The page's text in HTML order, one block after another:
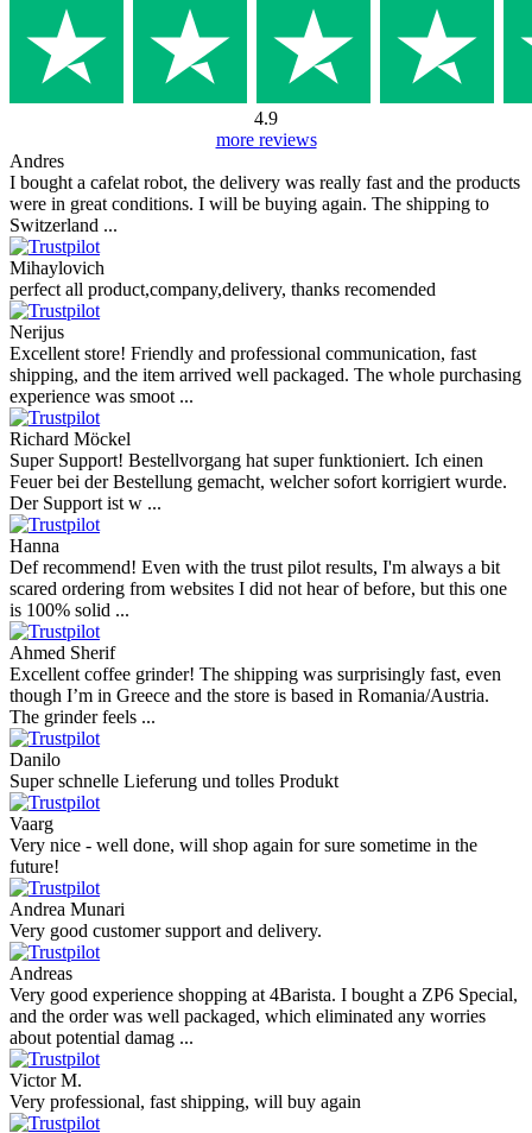
4.9
more reviews
Andres
I bought a cafelat robot, the delivery was really fast and the products
were in great conditions. I will be buying again. The shipping to
Switzerland ...
Mihaylovich
perfect all product,company,delivery, thanks recomended
Nerijus
Excellent store! Friendly and professional communication, fast
shipping, and the item arrived well packaged. The whole purchasing
experience was smoot ...
Richard Möckel
Super Support! Bestellvorgang hat super funktioniert. Ich einen
Feuer bei der Bestellung gemacht, welcher sofort korrigiert wurde.
Der Support ist w ...
Hanna
Def recommend! Even with the trust pilot results, I'm always a bit
scared ordering from websites I did not hear of before, but this one
is 100% solid ...
Ahmed Sherif
Excellent coffee grinder! The shipping was surprisingly fast, even
though I’m in Greece and the store is based in Romania/Austria.
The grinder feels ...
Danilo
Super schnelle Lieferung und tolles Produkt
Vaarg
Very nice - well done, will shop again for sure sometime in the
future!
Andrea Munari
Very good customer support and delivery.
Andreas
Very good experience shopping at 4Barista. I bought a ZP6 Special,
and the order was well packaged, which eliminated any worries
about potential damag ...
Victor M.
Very professional, fast shipping, will buy again